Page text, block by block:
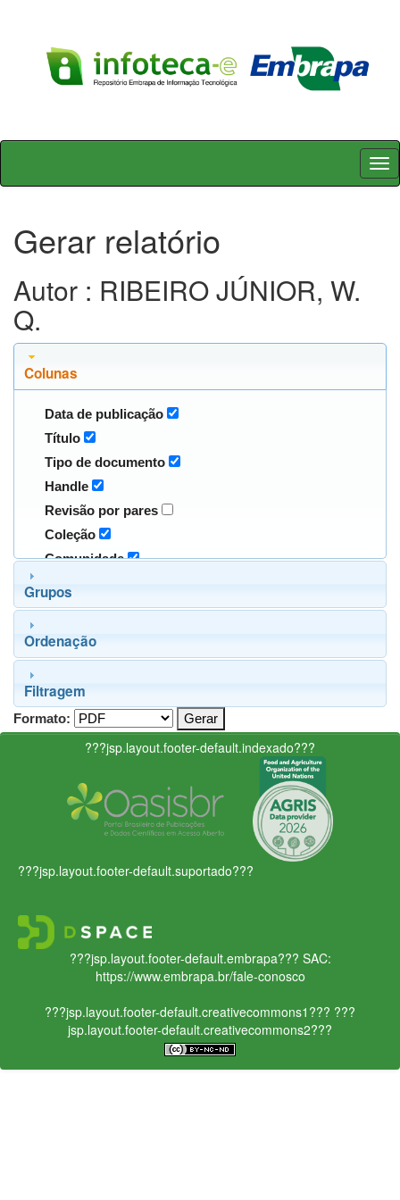
Skip
Gerar relatório
Autor : RIBEIRO JÚNIOR, W.
Q.
Colunas
Data de publicação
Título
Tipo de documento
Handle
Revisão por pares
Coleção
Comunidade
Grupos
Ordenação
Filtragem
Formato:
???jsp.layout.footer-default.indexado???
???jsp.layout.footer-default.suportado???
???jsp.layout.footer-default.embrapa??? SAC:
https://www.embrapa.br/fale-conosco
???jsp.layout.footer-default.creativecommons1??? ???
jsp.layout.footer-default.creativecommons2???